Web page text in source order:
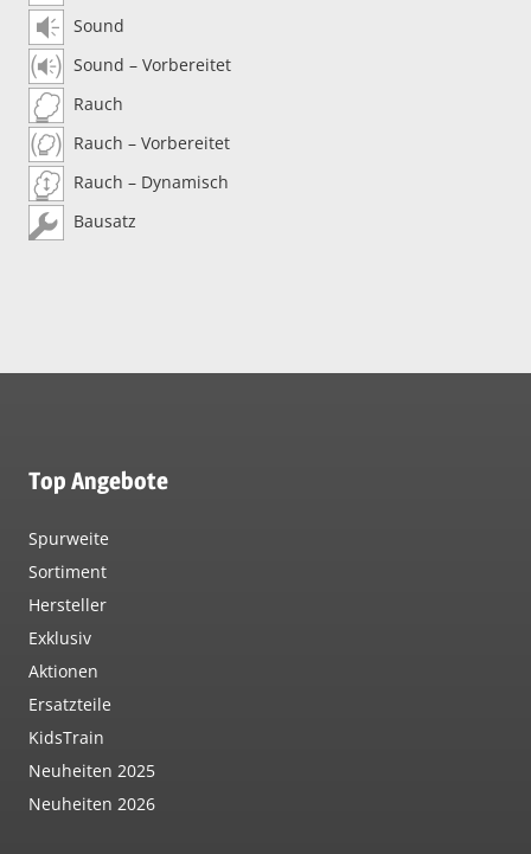
Sound
Sound – Vorbereitet
Rauch
Rauch – Vorbereitet
Rauch – Dynamisch
Bausatz
Top Angebote
Spurweite
Sortiment
Hersteller
Exklusiv
Aktionen
Ersatzteile
KidsTrain
Neuheiten 2025
Neuheiten 2026